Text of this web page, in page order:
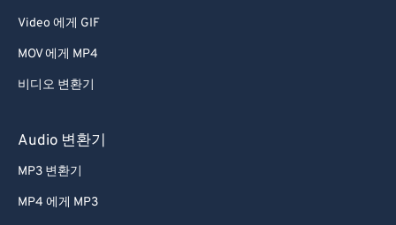
Video 에게 GIF
MOV 에게 MP4
비디오 변환기
Audio 변환기
MP3 변환기
MP4 에게 MP3